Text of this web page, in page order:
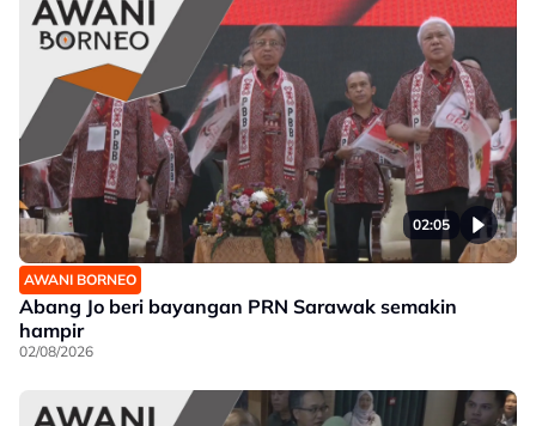
02:05
AWANI BORNEO
Abang Jo beri bayangan PRN Sarawak semakin
hampir
02/08/2026